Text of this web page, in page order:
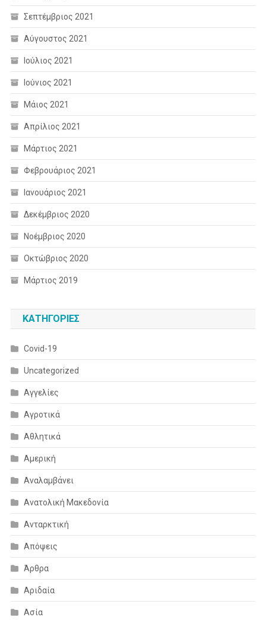
Σεπτέμβριος 2021
Αύγουστος 2021
Ιούλιος 2021
Ιούνιος 2021
Μάιος 2021
Απρίλιος 2021
Μάρτιος 2021
Φεβρουάριος 2021
Ιανουάριος 2021
Δεκέμβριος 2020
Νοέμβριος 2020
Οκτώβριος 2020
Μάρτιος 2019
KΑΤΗΓΟΡΊΕΣ
Covid-19
Uncategorized
Αγγελίες
Αγροτικά
Αθλητικά
Αμερική
Αναλαμβάνει
Ανατολική Μακεδονία
Ανταρκτική
Απόψεις
Άρθρα
Αριδαία
Ασία